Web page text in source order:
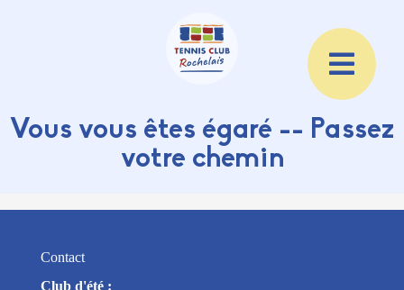
Vous vous êtes égaré -- Passez
votre chemin
Contact
Club d'été :